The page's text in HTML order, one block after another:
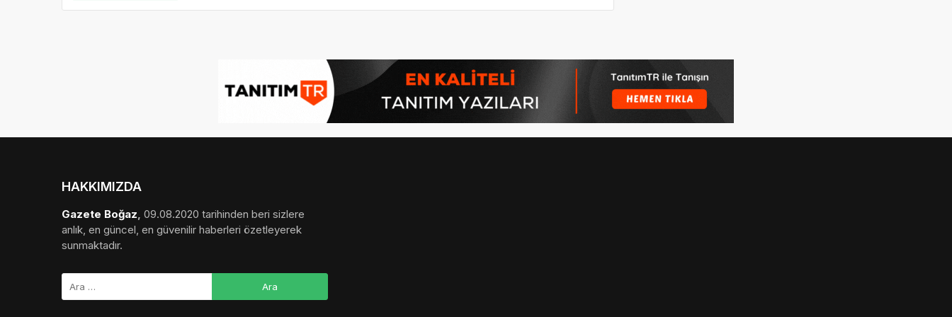
HAKKIMIZDA
Gazete Boğaz, 09.08.2020 tarihinden beri sizlere
anlık, en güncel, en güvenilir haberleri özetleyerek
sunmaktadır.